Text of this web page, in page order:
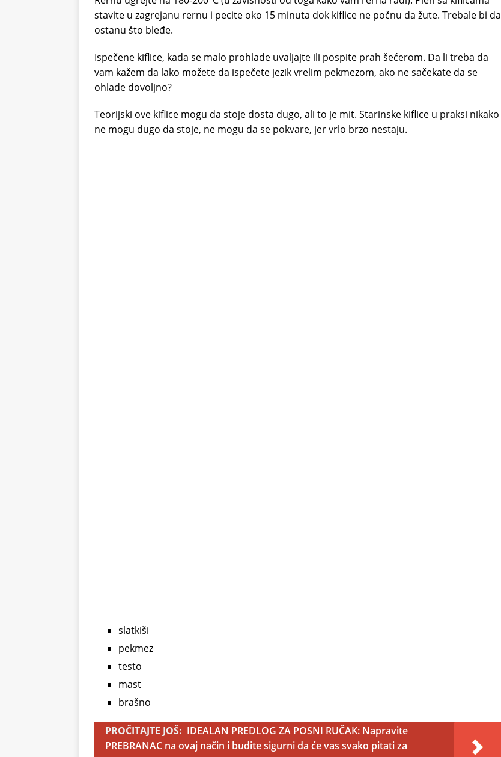
stavite u zagrejanu rernu i pecite oko 15 minuta dok kiflice ne počnu da žute. Trebale bi da
ostanu što bleđe.
Ispečene kiflice, kada se malo prohlade uvaljajte ili pospite prah šećerom. Da li treba da
vam kažem da lako možete da ispečete jezik vrelim pekmezom, ako ne sačekate da se
ohlade dovoljno?
Teorijski ove kiflice mogu da stoje dosta dugo, ali to je mit. Starinske kiflice u praksi nikako
ne mogu dugo da stoje, ne mogu da se pokvare, jer vrlo brzo nestaju.
slatkiši
pekmez
testo
mast
brašno
PROČITAJTE JOŠ: IDEALAN PREDLOG ZA POSNI RUČAK: Napravite
PREBRANAC na ovaj način i budite sigurni da će vas svako pitati za